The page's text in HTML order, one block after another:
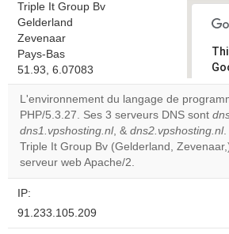
Triple It Group Bv
Gelderland
Zevenaar
Pays-Bas
51.93, 6.07083
L'environnement du langage de
PHP/5.3.27. Ses 3 serveurs DNS sont
dns1.vpshosting.nl, & dns2.vpshosting.nl.
Triple It Group Bv (Gelderland,
serveur web Apache/2.
IP:
91.233.105.209